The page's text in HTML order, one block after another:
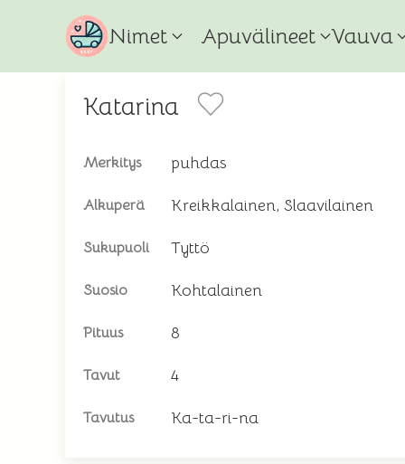
Nimet Apuvälineet Vauva
Katarina
Merkitys puhdas
Alkuperä Kreikkalainen, Slaavilainen
Sukupuoli Tyttö
Suosio Kohtalainen
Pituus 8
Tavut 4
Tavutus Ka-ta-ri-na